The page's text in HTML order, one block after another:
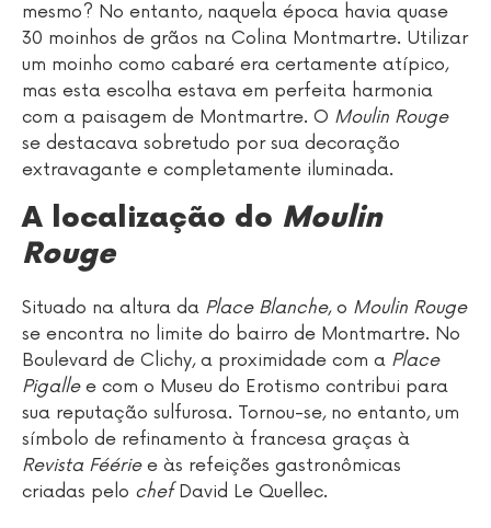
mesmo? No entanto, naquela época havia quase
30 moinhos de grãos na Colina Montmartre. Utilizar
um moinho como cabaré era certamente atípico,
mas esta escolha estava em perfeita harmonia
com a paisagem de Montmartre. O Moulin Rouge
se destacava sobretudo por sua decoração
extravagante e completamente iluminada.
A localização do Moulin
Rouge
Situado na altura da Place Blanche, o Moulin Rouge
se encontra no limite do bairro de Montmartre. No
Boulevard de Clichy, a proximidade com a Place
Pigallee com o Museu do Erotismo contribui para
sua reputação sulfurosa. Tornou-se, no entanto, um
símbolo de refinamento à francesa graças à
Revista Féériee às refeições gastronômicas
criadas pelo chefDavid Le Quellec.